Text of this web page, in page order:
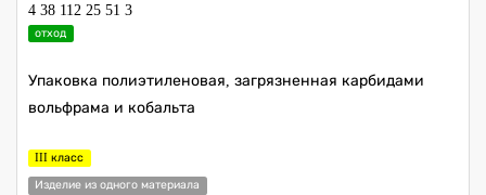
4 38 112 25 51 3
отход
Упаковка полиэтиленовая, загрязненная карбидами
вольфрама и кобальта
III класс
Изделие из одного материала